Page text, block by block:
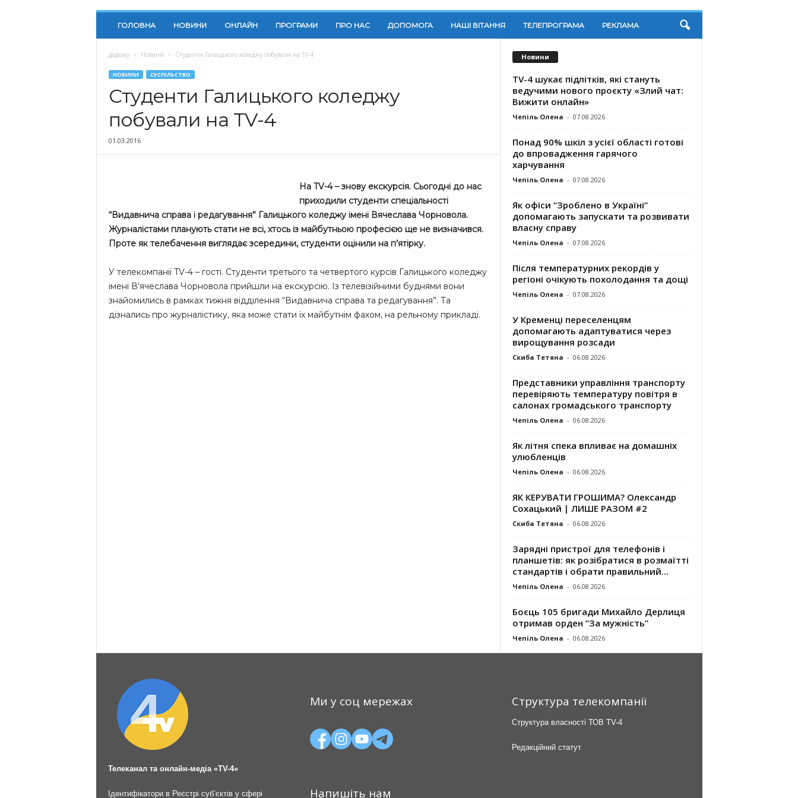
ГОЛОВНА НОВИНИ ОНЛАЙН ПРОГРАМИ ПРО НАС ДОПОМОГА НАШІ ВІТАННЯ ТЕЛЕПРОГРАМА РЕКЛАМА
додому Новини Студенти Галицького коледжу побували на TV-4
НОВИНИ СУСПІЛЬСТВО
Студенти Галицького коледжу
побували на TV-4
01.03.2016
На TV-4 – знову екскурсія. Сьогодні до нас
приходили студенти спеціальності
“Видавнича справа і редагування” Галицького коледжу імені Вячеслава Чорновола.
Журналістами планують стати не всі, хтось із майбутньою професією ще не визначився.
Проте як телебачення виглядає зсередини, студенти оцінили на п’ятірку.
У телекомпанії TV-4 – гості. Студенти третього та четвертого курсів Галицького коледжу
імені В’ячеслава Чорновола прийшли на екскурсію. Із телевізійними буднями вони
знайомились в рамках тижня відділення “Видавнича справа та редагування”. Та
дізнались про журналістику, яка може стати їх майбутнім фахом, на рельному прикладі.
Новини
TV-4 шукає підлітків, які стануть
ведучими нового проєкту «Злий чат:
Вижити онлайн»
Чепіль Олена - 07.08.2026
Понад 90% шкіл з усієї області готові
до впровадження гарячого
харчування
Чепіль Олена - 07.08.2026
Як офіси “Зроблено в Україні”
допомагають запускaти та розвивати
власну справу
Чепіль Олена - 07.08.2026
Після температурних рекордів у
регіоні очікують похолодання та дощі
Чепіль Олена - 07.08.2026
У Кременці переселенцям
допомагають адаптуватися через
вирощування розсади
Скиба Тетяна - 06.08.2026
Представники управління транспорту
перевіряють температуру повітря в
салонах громадського транспорту
Чепіль Олена - 06.08.2026
Як літня спека впливає на домашніх
улюбленців
Чепіль Олена - 06.08.2026
ЯК КЕРУВАТИ ГРОШИМА? Олександр
Сохацький | ЛИШЕ РАЗОМ #2
Скиба Тетяна - 06.08.2026
Зарядні пристрої для телефонів і
планшетів: як розібратися в розмаїтті
стандартів і обрати правильний...
Чепіль Олена - 06.08.2026
Боєць 105 бригади Михайло Дерлиця
отримав орден “За мужність”
Чепіль Олена - 06.08.2026
Телеканал та онлайн-медіа «TV-4»
Ідентифікатори в Реєстрі суб’єктів у сфері
Ми у соц мережах
Напишіть нам
Структура телекомпанії
Структура власності ТОВ TV-4
Редакційний статут